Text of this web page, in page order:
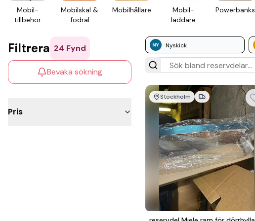
Mobil­
tillbehör
Mobil­skal &
fodral
Mobil­hållare
Mobil­
laddare
Power­banks
Nyskick
Filtrera 24 Fynd
Bevaka sökning
Pris
Stockholm